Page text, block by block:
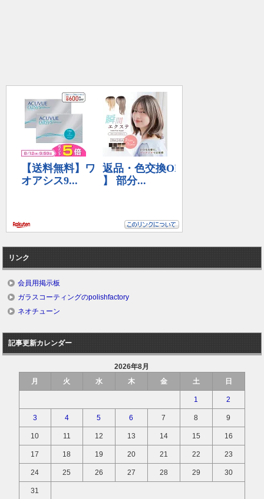
リンク
会員用掲示板
ガラスコーティングのpolishfactory
ネオチューン
記事更新カレンダー
2026年8月
月
火 水 木 金 土 日
1 2
3 4 5 6 7 8 9
10 11 12 13 14 15 16
17 18 19 20 21 22 23
24 25 26 27 28 29 30
31